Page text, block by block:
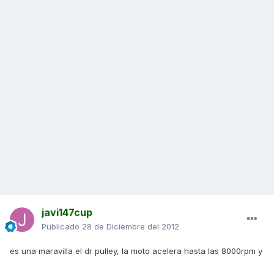
javi147cup
Publicado 28 de Diciembre del 2012
es una maravilla el dr pulley, la moto acelera hasta las 8000rpm y